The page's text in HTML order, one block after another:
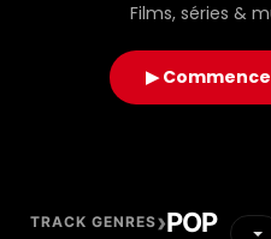
Films, séries &
▶
TRACK GENRES›POP